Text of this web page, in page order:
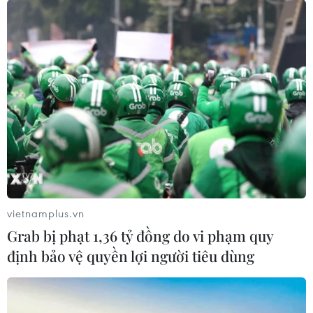
'Hủy diệt' Indonesia 3-0,
tuyển Việt Nam khẳng định
vị thế nhà vô địch ASEAN
Cup
03/08/2026 15:39
ASEAN Cup 2026: Tuyển
Việt Nam bước vào thử
thách lớn nhất
03/08/2026 13:04
Việt Nam tại ASEAN Cup
2026 trên kênh nào?
mục tiêu 3 điểm, cảnh báo
Indonesia trước giờ G
vietnamplus.vn
Grab bị phạt 1,36 tỷ đồng do vi phạm quy
định bảo vệ quyền lợi người tiêu dùng